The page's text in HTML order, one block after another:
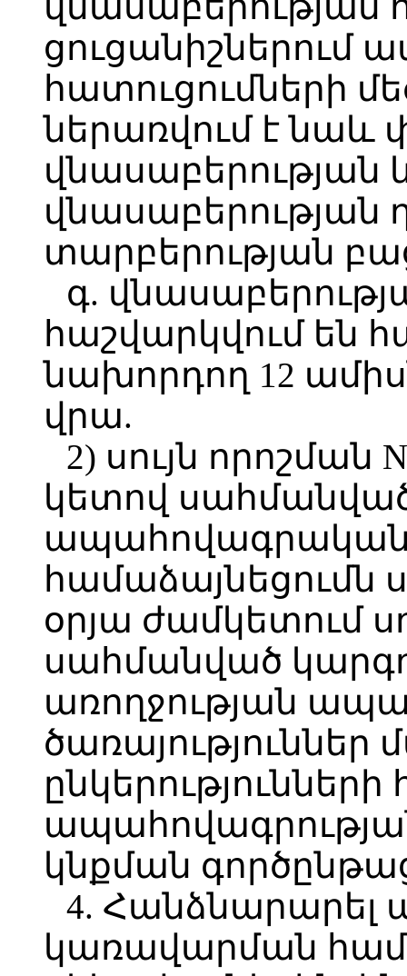
հատուցումների
ներառվում է
վնասաբերության
վնասաբերության
տարբերության
գ.
հաշվարկվում են
նախորդող 12
վրա.
2) սույն որոշման
կետով
ապահովագրական
համաձայնեցումն
օրյա ժամկետում
սահմանված
առողջության
ծառայություններ
կնքման
4.
կառավարման